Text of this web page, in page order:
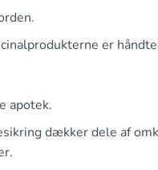
er
apotek.
dækker dele af